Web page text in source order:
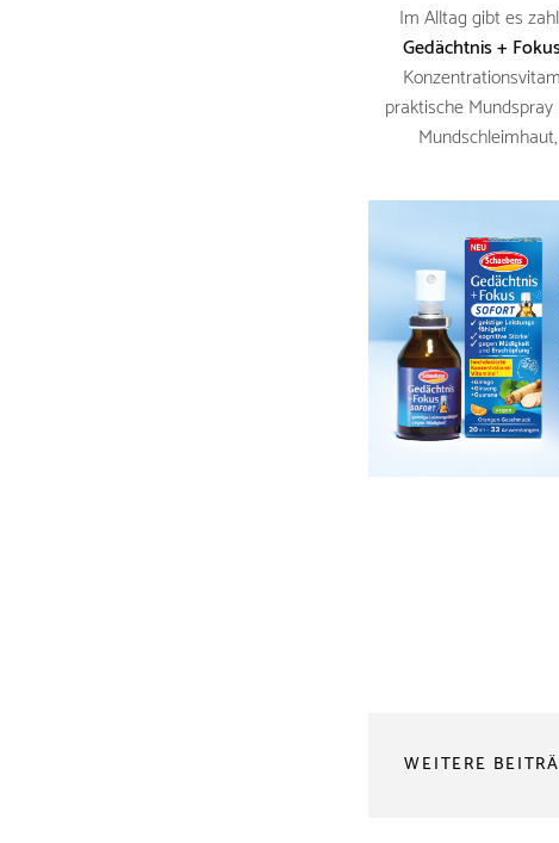
Im Alltag gibt es
Gedächtnis +
praktische
WEITERE